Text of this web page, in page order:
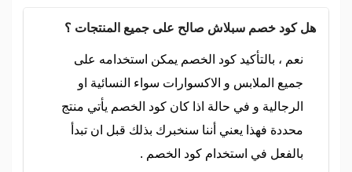
هل كود خصم سبلاش صالح على جميع المنتجات ؟
نعم ، بالتأكيد كود الخصم يمكن استخدامه على
جميع الملابس و الاكسوارات سواء النسائية او
الرجالية و في حالة اذا كان كود الخصم يأتي منتج
محددة فهذا يعني أننا سنخبرك بذلك قبل ان تبدأ
بالفعل في استخدام كود الخصم .